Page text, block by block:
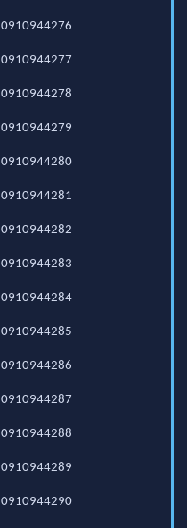
0910944276
0910944277
0910944278
0910944279
0910944280
0910944281
0910944282
0910944283
0910944284
0910944285
0910944286
0910944287
0910944288
0910944289
0910944290